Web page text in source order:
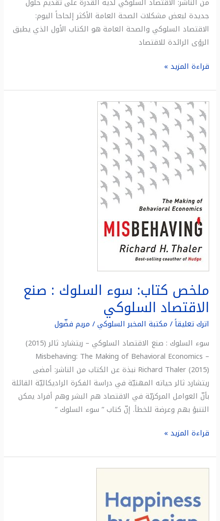
جديدة لبعض مشكلات الصحة العامة الأكثر إلحاحاً اليوم:
الاقتصاد السلوكي والصحة العامة هو الكتاب الأول الذي يطبق
الرؤى الرائدة للاقتصاد
قراءة المزيد »
ملخص كتاب: سوء السلوك : صنع
الاقتصاد السلوكي
اترك تعليقاً/ مكتبة المخبر السلوكي/ مريم فضّول
سوء السلوك : صنع الاقتصاد السلوكي – ريتشارد ثالر (2015)
Misbehaving: The Making of Behavioral Economics –
Richard Thaler (2015) نبذة عن الكتاب من الناشر: أمضى
ريتشارد ثالر حياته المهنيّة في دراسة الفكرة الراديكاليّة القائلة
بأنّ العوامل المركزيّة في الاقتصاد هم البشر وهم أفراد يمكن
التنبؤ بهم وعرضة للخطأ. إنّ كتاب ” سوء السلوك ”
ملخص
كتاب:
سوء
السلوك
صنع
السلوكي
قراءة المزيد »
تصميم
السعادة